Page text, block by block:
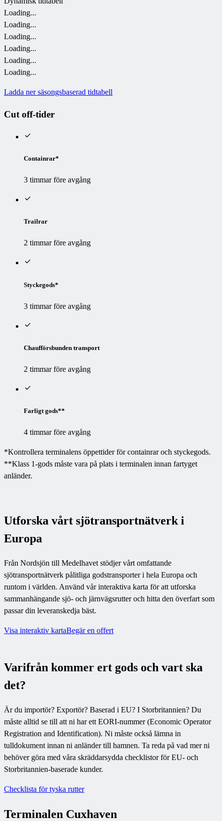
Loading...
Loading...
Loading...
Loading...
Loading...
Loading...
Ladda ner säsongsbaserad tidtabell
Cut off-tider
Containrar*
3 timmar före avgång
Trailrar
2 timmar före avgång
Styckegods*
3 timmar före avgång
Chaufförsbunden transport
2 timmar före avgång
Farligt gods**
4 timmar före avgång
*Kontrollera terminalens öppettider för containrar och styckegods.
**Klass 1-gods måste vara på plats i terminalen innan fartyget
anländer.
Utforska vårt sjötransportnätverk i
Europa
Från Nordsjön till Medelhavet stödjer vårt omfattande
sjötransportnätverk pålitliga godstransporter i hela Europa och
runtom i världen. Använd vår interaktiva karta för att utforska
sammanhängande sjö- och järnvägsrutter och hitta den överfart som
passar din leveranskedja bäst.
Visa interaktiv kartaBegär en offert
Varifrån kommer ert gods och vart ska
det?
Är du importör? Exportör? Baserad i EU? I Storbritannien? Du
måste alltid se till att ni har ett EORI-nummer (Economic Operator
Registration and Identification). Ni måste också lämna in
tulldokument innan ni anländer till hamnen. Ta reda på vad mer ni
behöver göra med våra skräddarsydda checklistor för EU- och
Storbritannien-baserade kunder.
Checklista för tyska rutter
Terminalen Cuxhaven